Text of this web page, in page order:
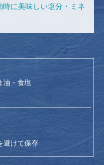
に美味しい塩分・ミネ
油・食塩
避けて保存